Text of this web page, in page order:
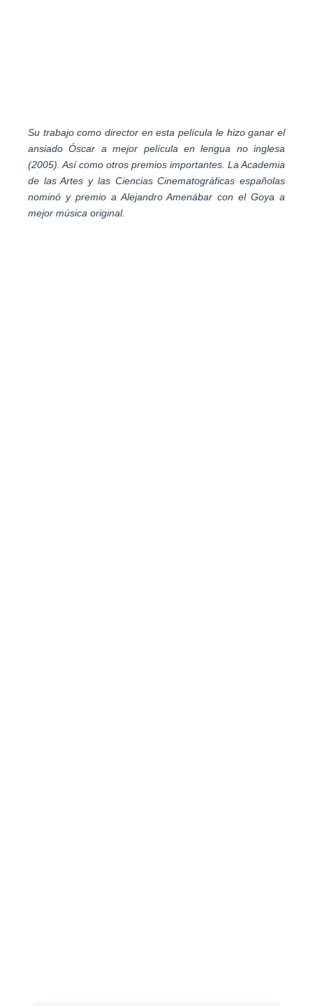
Su trabajo como director en esta película le hizo ganar el
ansiado Óscar a mejor película en lengua no inglesa
(2005). Así como otros premios importantes. La Academia
de las Artes y las Ciencias Cinematográficas españolas
nominó y premio a Alejandro Amenábar con el Goya a
mejor música original.